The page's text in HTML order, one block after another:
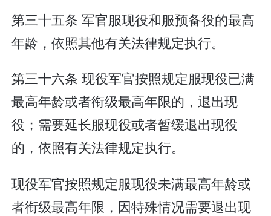
第三十五条 军官服现役和服预备役的最高
年龄，依照其他有关法律规定执行。
第三十六条 现役军官按照规定服现役已满
最高年龄或者衔级最高年限的，退出现
役；需要延长服现役或者暂缓退出现役
的，依照有关法律规定执行。
现役军官按照规定服现役未满最高年龄或
者衔级最高年限，因特殊情况需要退出现